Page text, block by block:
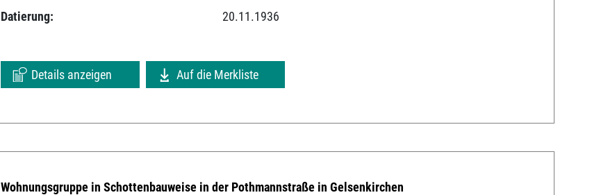
Datierung:
20.11.1936
Details anzeigen Auf die Merkliste
Wohnungsgruppe in Schottenbauweise in der Pothmannstraße in Gelsenkirchen